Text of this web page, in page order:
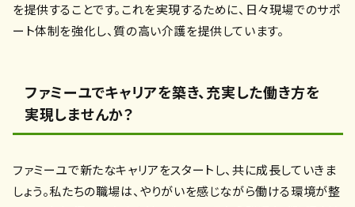
を提供することです。これを実現するために、日々現場でのサポ
ート体制を強化し、質の高い介護を提供しています。
ファミーユでキャリアを築き、充実した働き方を
実現しませんか？
ファミーユで新たなキャリアをスタートし、共に成長していきま
しょう。私たちの職場は、やりがいを感じながら働ける環境が整